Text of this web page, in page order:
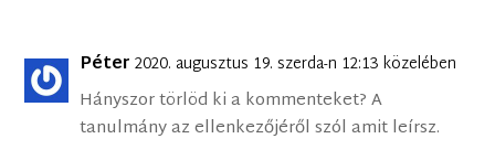
Péter 2020. augusztus 19. szerda-n 12:13 közelében
Hányszor törlöd ki a kommenteket? A
tanulmány az ellenkezőjéről szól amit leírsz.